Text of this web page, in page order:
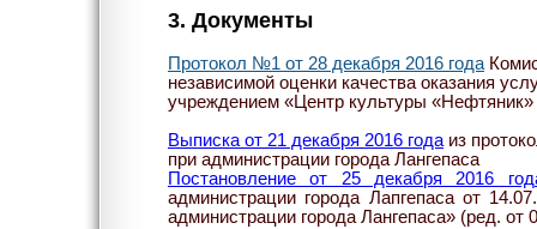
3. Документы
Протокол №1 от 28 декабря 2016 года
независимой оценки качества оказания
учреждением «Центр культуры «Нефтяник»
Выписка от 21 декабря 2016 года из
при администрации города Лангепаса
Постановление от 25 декабря 2016
администрации города Лапгепаса от
администрации города Лангепаса» (ред. от